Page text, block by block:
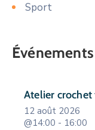
Sport
Atelier
12 août 2026
@14:00 - 16:00